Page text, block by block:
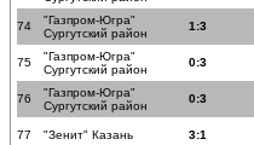
74
"Газпром-Югра"
Сургутский район
1:3
75
"Газпром-Югра"
Сургутский район
0:3
76
"Газпром-Югра"
Сургутский район
0:3
77 "Зенит" Казань 3:1